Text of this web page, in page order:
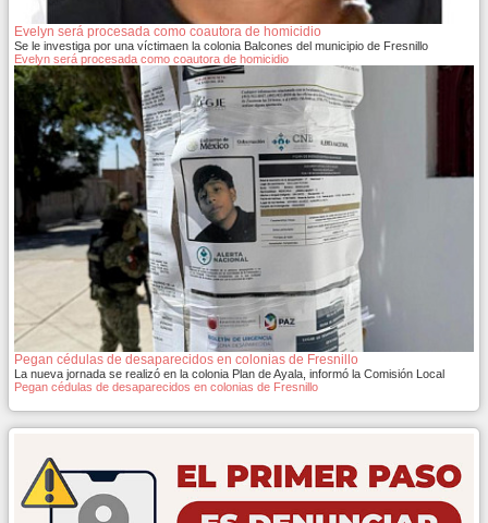
Evelyn será procesada como coautora de homicidio
Se le investiga por una víctimaen la colonia Balcones del municipio de Fresnillo
Evelyn será procesada como coautora de homicidio
Pegan cédulas de desaparecidos en colonias de Fresnillo
La nueva jornada se realizó en la colonia Plan de Ayala, informó la Comisión Local
Pegan cédulas de desaparecidos en colonias de Fresnillo